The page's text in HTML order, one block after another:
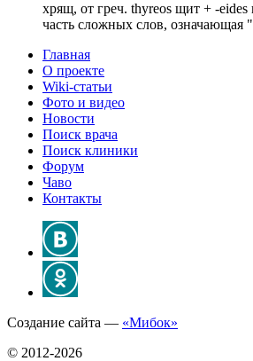
хрящ, от греч. thyreos щит + -
часть сложных слов, означающая
Главная
О проекте
Wiki-статьи
Фото и видео
Новости
Поиск врача
Поиск клиники
Форум
Чаво
Контакты
Создание сайта — «Мибок»
© 2012-2026